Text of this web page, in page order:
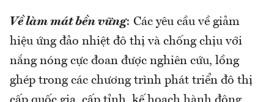
Về làm mát bền vững: Các yêu cầu về giảm
hiệu ứng đảo nhiệt đô thị và chống chịu với
nắng nóng cực đoan được nghiên cứu, lồng
ghép trong các chương trình phát triển đô thị